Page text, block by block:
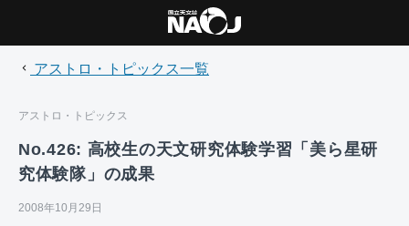
アストロ・トピックス一覧
アストロ・トピックス
No.426: 高校生の天文研究体験学習「美ら星研
究体験隊」の成果
2008年10月29日